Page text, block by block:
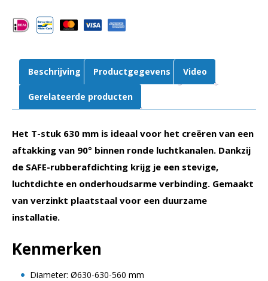
SAFE
aantal
Beschrijving Productgegevens Video
Gerelateerde producten
Het T-stuk 630 mm is ideaal voor het creëren van een
aftakking van 90° binnen ronde luchtkanalen. Dankzij
de SAFE-rubberafdichting krijg je een stevige,
luchtdichte en onderhoudsarme verbinding. Gemaakt
van verzinkt plaatstaal voor een duurzame
installatie.
Kenmerken
Diameter: Ø630-630-560 mm